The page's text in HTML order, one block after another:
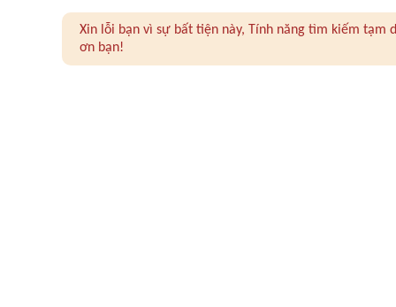
Xin lỗi bạn vì sự bất tiện này, Tính năng tìm kiếm
ơn bạn!